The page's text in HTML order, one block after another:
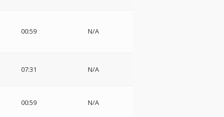
00:59 N/A
07:31 N/A
00:59 N/A